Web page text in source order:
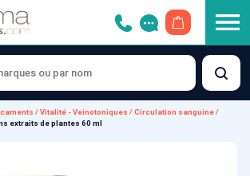
/Vitalité - Veinotoniques /Circulation sanguine/
extraits de plantes 60 ml